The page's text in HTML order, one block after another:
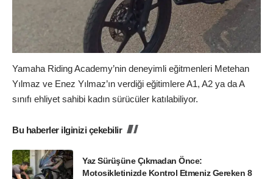
Yamaha Riding Academy’nin deneyimli eğitmenleri Metehan
Yılmaz ve Enez Yılmaz’ın verdiği eğitimlere A1, A2 ya da A
sınıfı ehliyet sahibi kadın sürücüler katılabiliyor.
Bu haberler ilginizi çekebilir
Yaz Sürüşüne Çıkmadan Önce:
Motosikletinizde Kontrol Etmeniz Gereken 8